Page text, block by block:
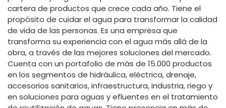
cartera de productos que crece cada año. Tiene el
propósito de cuidar el agua para transformar la calidad
de vida de las personas. Es una empresa que
transforma su experiencia con el agua más allá de la
obra, a través de las mejores soluciones del mercado.
Cuenta con un portafolio de más de 15.000 productos
en los segmentos de hidráulica, eléctrica, drenaje,
accesorios sanitarios, infraestructura, industria, riego y
en soluciones para aguas y efluentes en el tratamiento